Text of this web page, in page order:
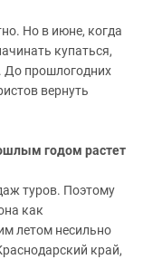
Но в июне, когда
купаться,
До прошлогодних
вернуть
годом растет
туров. Поэтому
как
летом несильно
край,